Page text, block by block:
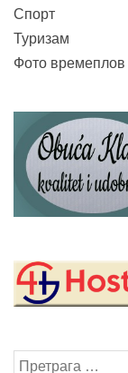
Спорт
Туризам
Фото времеплов
Претрага